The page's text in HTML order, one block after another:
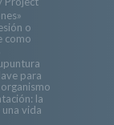
o
como
para
la
vida